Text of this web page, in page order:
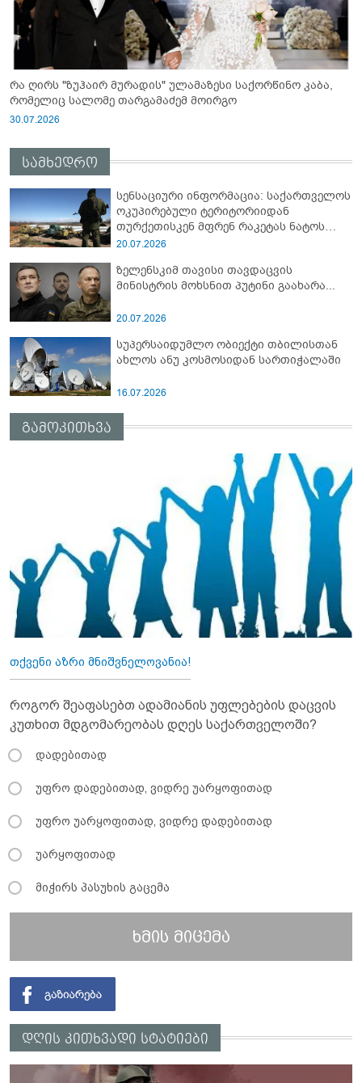
რა ღირს "ზუჰაირ მურადის" ულამაზესი საქორწინო კაბა,
რომელიც სალომე თარგამაძემ მოირგო
30.07.2026
სამხედრო
სენსაციური ინფორმაცია: საქართველოს
ოკუპირებული ტერიტორიიდან
თურქეთისკენ მფრენ რაკეტას ნატოს
სამიტი კინაღამ ჩაუშლია
20.07.2026
ზელენსკიმ თავისი თავდაცვის
მინისტრის მოხსნით პუტინი გაახარა...
20.07.2026
სუპერსაიდუმლო ობიექტი თბილისთან
ახლოს ანუ კოსმოსიდან სართიჭალაში
16.07.2026
გამოკითხვა
თქვენი აზრი მნიშვნელოვანია!
როგორ შეაფასებთ ადამიანის უფლებების დაცვის
კუთხით მდგომარეობას დღეს საქართველოში?
დადებითად
უფრო დადებითად, ვიდრე უარყოფითად
უფრო უარყოფითად, ვიდრე დადებითად
უარყოფითად
მიჭირს პასუხის გაცემა
ხმის მიცემა
დღის კითხვადი სტატიები